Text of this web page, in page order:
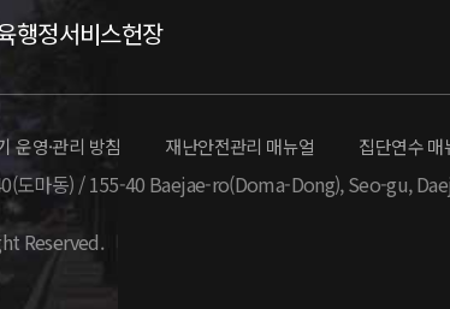
행정서비스헌장
운영·관리 방침 재난안전관리 매뉴얼 집단연수 매
도마동) / 155-40 Baejae-ro(Doma-Dong),Seo-gu,
Reserved.